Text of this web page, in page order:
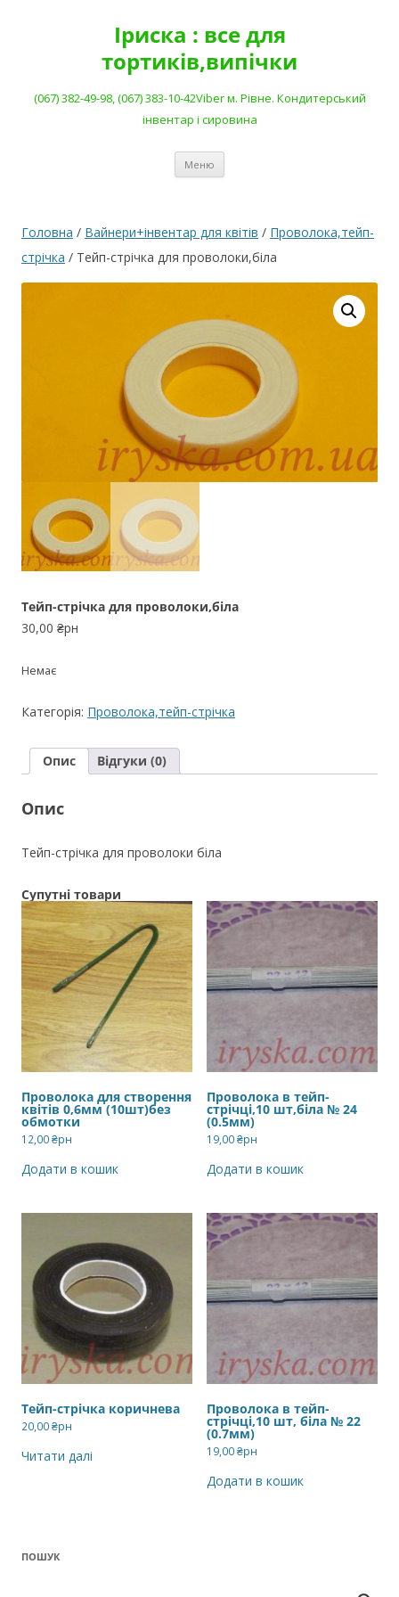
Іриска : все для
тортиків,випічки
(067) 382-49-98, (067) 383-10-42Viber м. Рівне. Кондитерський
інвентар і сировина
Меню
Головна / Вайнери+інвентар для квітів / Проволока,тейп-
стрічка / Тейп-стрічка для проволоки,біла
Тейп-стрічка для проволоки,біла
30,00 ₴рн
Немає
Категорія: Проволока,тейп-стрічка
Опис Відгуки (0)
Опис
Тейп-стрічка для проволоки біла
Супутні товари
Проволока для створення
квітів 0,6мм (10шт)без
обмотки
12,00₴рн
Додати в кошик
Проволока в тейп-
стрічці,10 шт,біла № 24
(0.5мм)
19,00₴рн
Додати в кошик
Тейп-стрічка коричнева
20,00₴рн
Читати далі
Проволока в тейп-
стрічці,10 шт, біла № 22
(0.7мм)
19,00₴рн
Додати в кошик
ПОШУК